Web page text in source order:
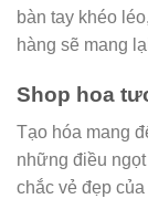
bàn tay khéo
hàng sẽ mang
Shop hoa
Tạo hóa mang
những điều
chắc vẻ đẹp